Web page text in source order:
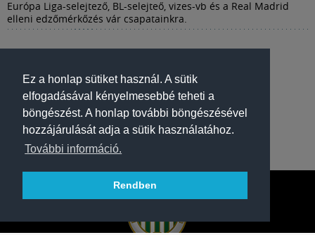
Ez a honlap sütiket használ. A sütik
elfogadásával kényelmesebbé teheti a
böngészést. A honlap további böngészésével
hozzájárulását adja a sütik használatához.
További információ.
Rendben
Európa Liga-selejtező, BL-selejteő, vizes-vb és a Real Madrid
elleni edzőmérkőzés vár csapatainkra.